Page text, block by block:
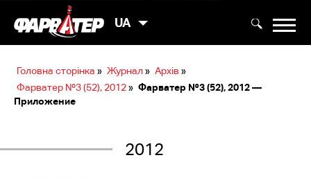
UA
Головна сторінка » Журнал » Архів »
Фарватер №3 (52), 2012» Фарватер №3 (52), 2012 —
Приложение
2012